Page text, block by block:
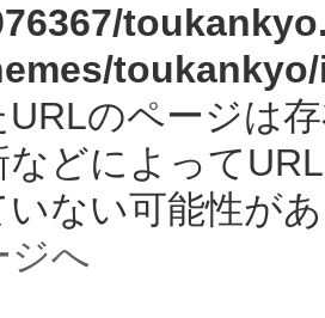
のページは
どによって
いない可能性が
ジへ